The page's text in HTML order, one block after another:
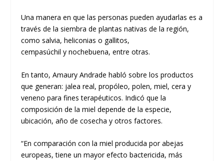
Una manera en que las personas pueden ayudarlas es a
través de la siembra de plantas nativas de la región,
como salvia, heliconias o gallitos,
cempasúchil y nochebuena, entre otras.
En tanto, Amaury Andrade habló sobre los productos
que generan: jalea real, propóleo, polen, miel, cera y
veneno para fines terapéuticos. Indicó que la
composición de la miel depende de la especie,
ubicación, año de cosecha y otros factores.
“En comparación con la miel producida por abejas
europeas, tiene un mayor efecto bactericida, más